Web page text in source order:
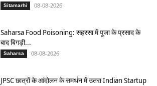
Sitamarhi 08-08-2026
Saharsa Food Poisoning: सहरसा में पूजा के प्रसाद के
बाद बिगड़ी...
Saharsa 08-08-2026
JPSC छात्रों के आंदोलन के समर्थन में उतरा Indian Startup